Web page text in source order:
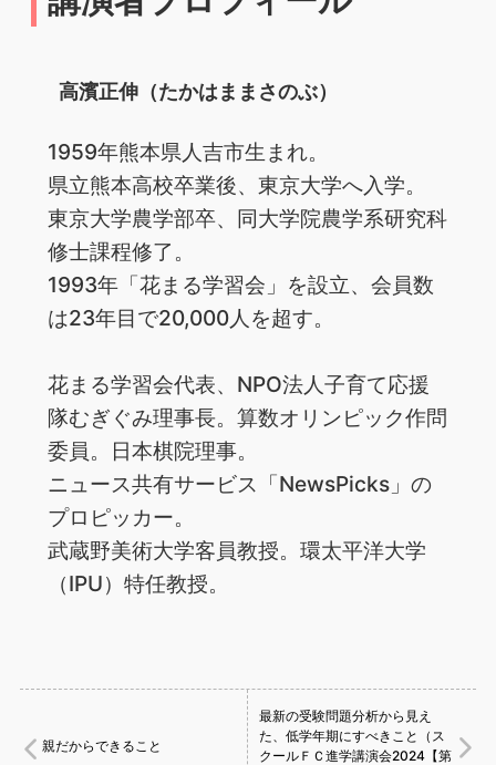
高濱正伸（たかはままさのぶ）
1959年熊本県人吉市生まれ。
県立熊本高校卒業後、東京大学へ入学。
東京大学農学部卒、同大学院農学系研究科
修士課程修了。
1993年「花まる学習会」を設立、会員数
は23年目で20,000人を超す。
花まる学習会代表、NPO法人子育て応援
隊むぎぐみ理事長。算数オリンピック作問
委員。日本棋院理事。
ニュース共有サービス「NewsPicks」の
プロピッカー。
武蔵野美術大学客員教授。環太平洋大学
（IPU）特任教授。
親だからできること
最新の受験問題分析から見え
た、低学年期にすべきこと（ス
クールＦＣ進学講演会2024【第